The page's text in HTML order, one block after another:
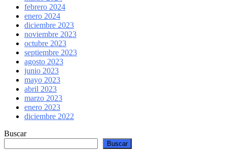
febrero 2024
enero 2024
diciembre 2023
noviembre 2023
octubre 2023
septiembre 2023
agosto 2023
junio 2023
mayo 2023
abril 2023
marzo 2023
enero 2023
diciembre 2022
Buscar
Buscar